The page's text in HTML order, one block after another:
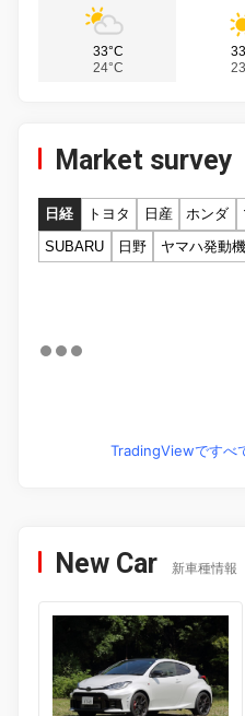
33°C
24°C
Market survey
日経 トヨタ 日産 ホンダ
SUBARU
日野 ヤマハ発動機
TradingViewですべ
New Car 新車種情報